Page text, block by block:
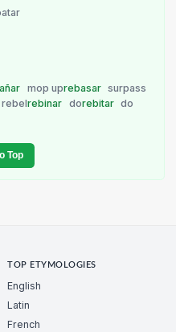
mop uprebasar surpass
rebelrebinar dorebitar do
Top
TOP ETYMOLOGIES
English
Latin
French